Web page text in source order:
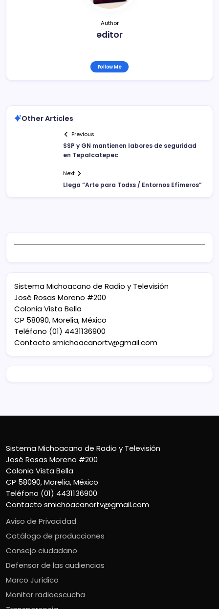
Author
editor
Follow Me
Other Articles
Previous
SSP y GN mantienen labores de seguridad
en Tepalcatepec
Next
Llega “Arte para Todxs / Entornos Efímeros”
Sistema Michoacano de Radio y Televisión
José Rosas Moreno #200
Colonia Vista Bella
CP 58090, Morelia, México
Teléfono (01) 4431136900
Contacto smichoacanortv@gmail.com
Sistema Michoacano de Radio y Televisión
José Rosas Moreno #200
Colonia Vista Bella
CP 58090, Morelia, México
Teléfono (01) 4431136900
Contacto smichoacanortv@gmail.com
Aviso de Privacidad
Catálogo de producciones
Consejo ciudadano
Defensor de las audiencias
Marco Jurídico
Monitor radioescucha